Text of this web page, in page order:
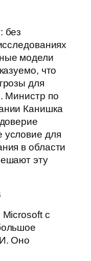
без
модели
что
для
Министр по
Канишка
для
в области
эту
с
Оно